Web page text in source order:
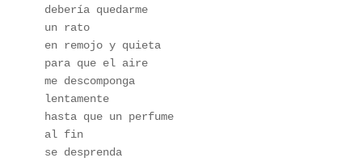
debería quedarme
un rato
en remojo y quieta
para que el aire
me descomponga
lentamente
hasta que un perfume
al fin
se desprenda